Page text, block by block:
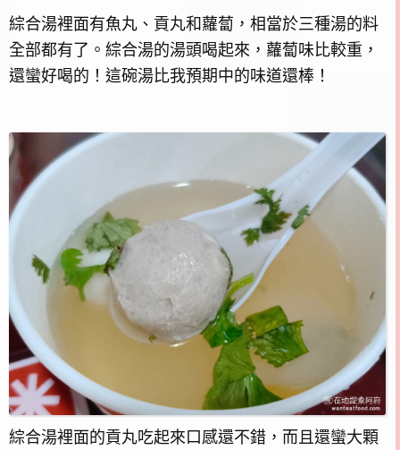
綜合湯裡面有魚丸、貢丸和蘿蔔，相當於三種湯的料
全部都有了。綜合湯的湯頭喝起來，蘿蔔味比較重，
還蠻好喝的！這碗湯比我預期中的味道還棒！
綜合湯裡面的貢丸吃起來口感還不錯，而且還蠻大顆